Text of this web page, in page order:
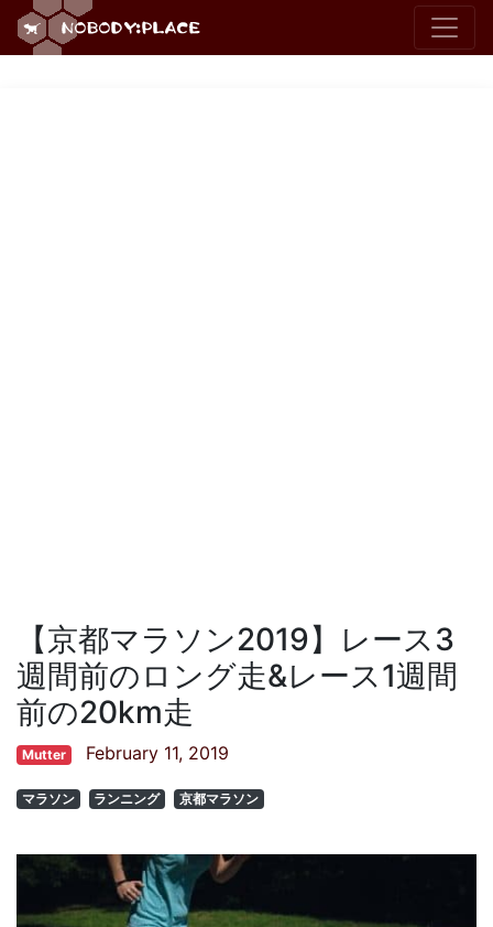
【京都マラソン2019】レース3
週間前のロング走&レース1週間
前の20km走
Mutter February 11, 2019
マラソン ランニング 京都マラソン